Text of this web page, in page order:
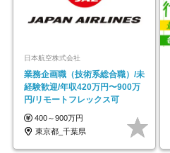
日本航空株式会社
業務企画職（技術系総合職）/未
経験歓迎/年収420万円〜900万
円/リモートフレックス可
400～900万円
東京都_千葉県